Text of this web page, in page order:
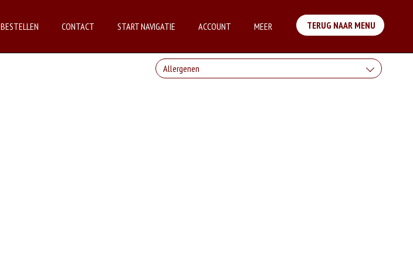
BESTELLEN CONTACT START NAVIGATIE ACCOUNT MEER TERUG NAAR MENU
Allergenen